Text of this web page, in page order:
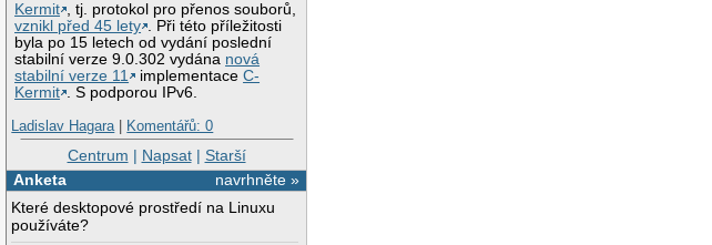
Kermit , tj. protokol pro přenos souborů,
vznikl před 45 lety . Při této příležitosti
byla po 15 letech od vydání poslední
stabilní verze 9.0.302 vydána nová
stabilní verze 11
implementaceC-
Kermit . S podporou IPv6.
Ladislav Hagara| Komentářů: 0
Centrum | Napsat| Starší
navrhněte »
Anketa
Které desktopové prostředí na Linuxu
používáte?